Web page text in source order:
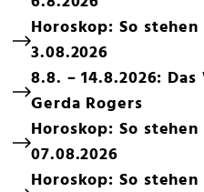
Horoskop: So
3.08.2026
8.8. – 14.8.2026:
Gerda Rogers
Horoskop: So
07.08.2026
Horoskop: So